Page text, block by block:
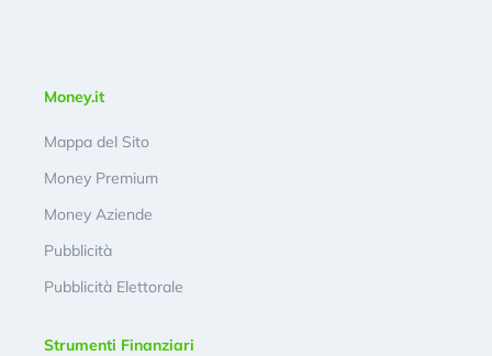
Money.it
Mappa del Sito
Money Premium
Money Aziende
Pubblicità
Pubblicità Elettorale
Strumenti Finanziari